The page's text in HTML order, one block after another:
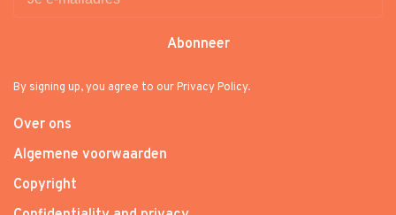
Abonneer
By signing up, you agree to our Privacy Policy.
Over ons
Algemene voorwaarden
Copyright